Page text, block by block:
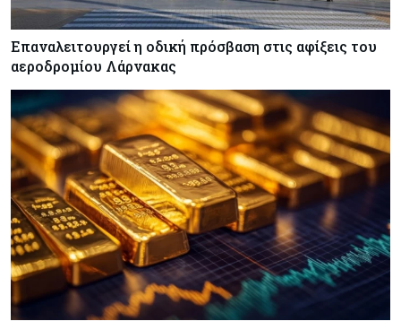
Επαναλειτουργεί η οδική πρόσβαση στις αφίξεις του
αεροδρομίου Λάρνακας